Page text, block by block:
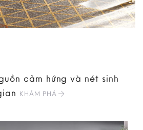
cảm hứng và nét sinh
KHÁM PHÁ